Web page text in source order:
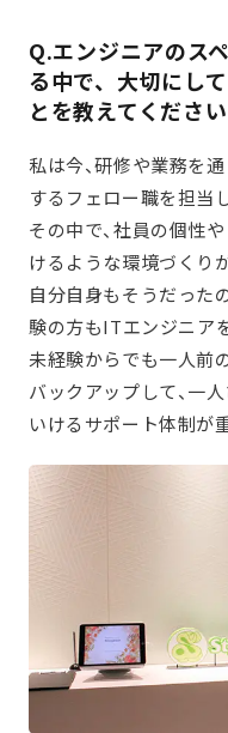
Q.エンジニアのス
る中で、大切にし
とを教えてください
私は今、研修や業務を
するフェロー職を担当
その中で、社員の個性
けるような環境づくり
自分自身もそうだった
験の方もITエンジニア
未経験からでも一人前
バックアップして、一
いけるサポート体制が